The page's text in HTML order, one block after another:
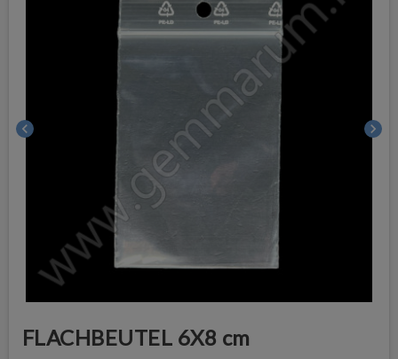
chevron_left chevron_right
FLACHBEUTEL 6X8 cm